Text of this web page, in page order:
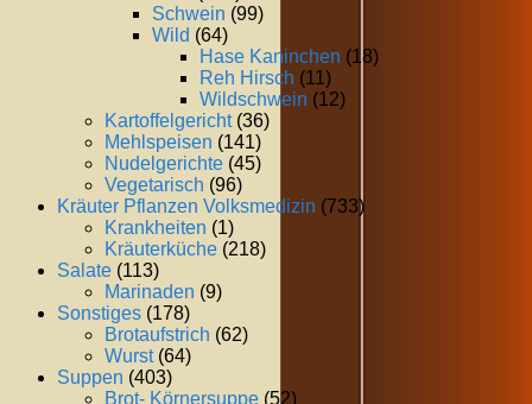
Schwein (99)
Wild (64)
Hase Kaninchen (18)
Reh Hirsch (11)
Wildschwein (12)
Kartoffelgericht(36)
Mehlspeisen (141)
Nudelgerichte (45)
Vegetarisch (96)
Kräuter Pflanzen Volksmedizin (733)
Krankheiten (1)
Kräuterküche (218)
Salate (113)
Marinaden (9)
Sonstiges (178)
Brotaufstrich (62)
Wurst(64)
Suppen (403)
Brot- Körnersuppe (52)